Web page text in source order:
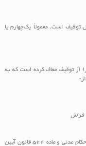
توقیف است. معمولاً یک‌چهارم یا
از توقیف معاف کرده است که به
فرش
مستندات قانونی این موارد در ماده ۲۴ قانون اجرای احکام مدنی و ماده ۵۲۴ قانون آیین